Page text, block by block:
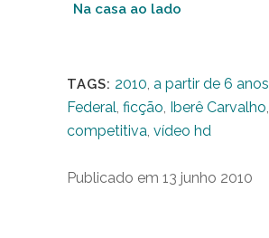
Na casa ao lado
TAGS: 2010, a partir de 6 anos
Federal, ficção, Iberê Carvalho,
competitiva, vídeo hd
Publicado em 13 junho 2010